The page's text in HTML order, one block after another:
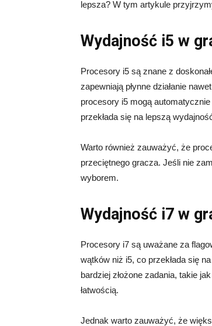
lepsza? W tym artykule
Wydajność i5 w
Procesory i5 są znane z
zapewniają płynne działanie
procesory i5 mogą
przekłada się na lepszą
Warto również zauważyć, że
przeciętnego gracza. Jeśli nie
wyborem.
Wydajność i7 w
Procesory i7 są uważane za
wątków niż i5, co przekłada się
bardziej złożone zadania, takie
łatwością.
Jednak warto zauważyć, że